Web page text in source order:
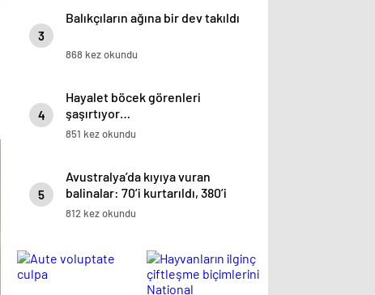
3
Balıkçıların ağına bir dev takıldı
868 kez okundu
4
Hayalet böcek görenleri
şaşırtıyor…
851 kez okundu
5
Avustralya’da kıyıya vuran
balinalar: 70’i kurtarıldı, 380’i
öldü
812 kez okundu